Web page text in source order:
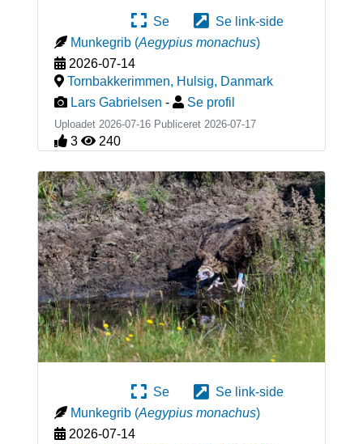
Se
Se link-side
Munkegrib (Aegypius monachus)
2026-07-14
Tornbakkerimmen, Hulsig, Danmark
Lars Gabrielsen - Se profil
Uploadet 2026-07-16 Publiceret 2026-07-17
3 240
Se
Se link-side
Munkegrib (Aegypius monachus)
2026-07-14